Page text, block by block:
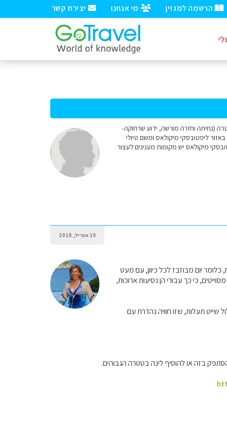
יצירת קשר מי אנחנו הרשמה למגזין
באוגוסט להרי הטטרה (נחיתה וחזרה מורשה, ידוע שרחוקה-
ליפטובסקי מיקולאס ומשם טיולי
מיקולאס יש מקומות מענינים לעצור
10 אפריל, 2018
ורשה-ליפטובסקי זה 7 שעות "על הנייר", כלומר 10 שעות בשטח, כלומר יום מבוזבז לכל כיוון, עם מעט
כי כך עבורי הן נסיעות ארוכות,
שייט תעלות, שזו חוויה נהדרת עם
בזה או להוסיף לינה בטטרה הגבוהים.